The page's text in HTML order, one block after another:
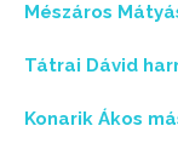
Mészáros
Tátrai Dávid
Konarik Ákos